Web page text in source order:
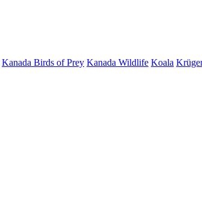
Kanada Birds of Prey Kanada Wildlife Koala